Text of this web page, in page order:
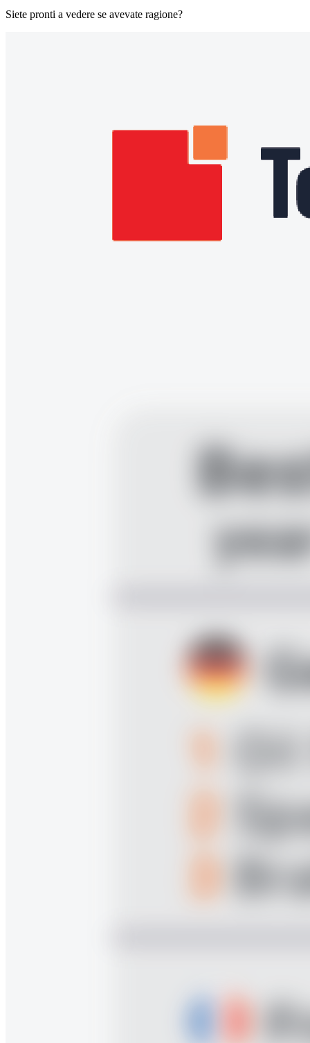
Siete pronti a vedere se avevate ragione?